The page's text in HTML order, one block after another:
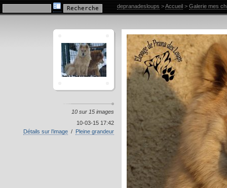
Galerie mes chiens
10 sur 15 images
10-03-15 17:42
Détails sur l’image / Pleine grandeur
depranadesloups >Accueil> Galerie mes